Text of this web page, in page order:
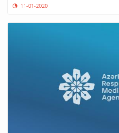
11-01-2020